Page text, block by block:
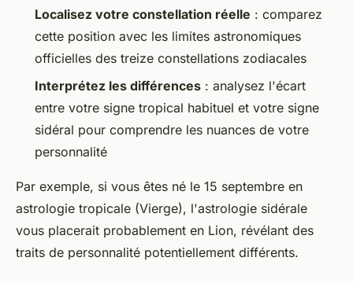
Localisez votre constellation réelle : comparez
cette position avec les limites astronomiques
officielles des treize constellations zodiacales
Interprétez les différences : analysez l'écart
entre votre signe tropical habituel et votre signe
sidéral pour comprendre les nuances de votre
personnalité
Par exemple, si vous êtes né le 15 septembre en
astrologie tropicale (Vierge), l'astrologie sidérale
vous placerait probablement en Lion, révélant des
traits de personnalité potentiellement différents.